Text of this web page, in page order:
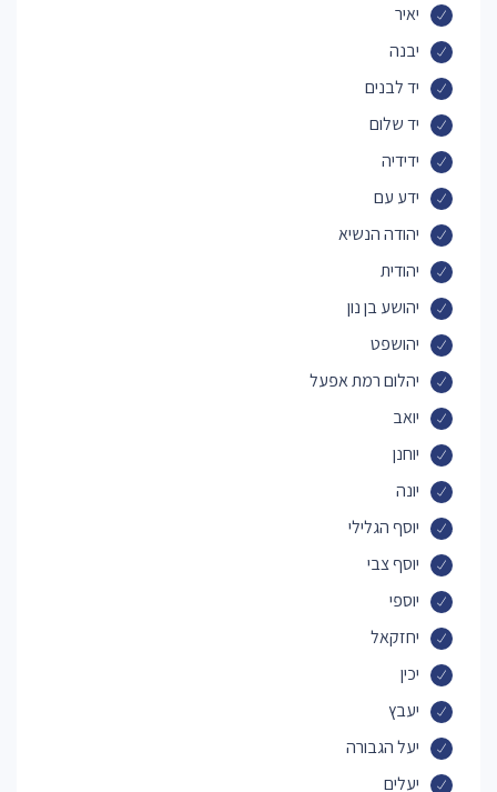
יאיר
יבנה
יד לבנים
יד שלום
ידידיה
ידע עם
יהודה הנשיא
יהודית
יהושע בן נון
יהושפט
יהלום רמת אפעל
יואב
יוחנן
יונה
יוסף הגלילי
יוסף צבי
יוספי
יחזקאל
יכין
יעבץ
יעל הגבורה
יעלים